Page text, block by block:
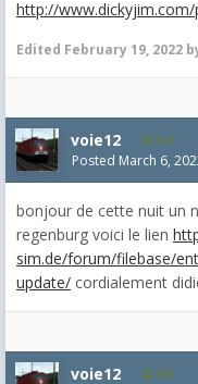
http://www.dickyjim.com/
Edited February 19, 2022
voie12 515
Posted March 6,
bonjour de cette nuit un
regenburg voici le lien
sim.de/forum/filebase/
update/ cordialement
voie12 515